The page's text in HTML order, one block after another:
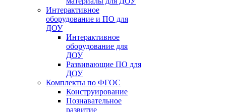
Интерактивное
оборудование и ПО для
ДОУ
Интерактивное
оборудование для
ДОУ
Развивающие ПО для
ДОУ
Комплекты по ФГОС
Конструирование
Познавательное
развитие